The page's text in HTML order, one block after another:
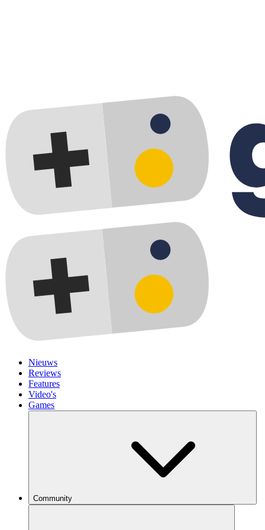
Nieuws
Reviews
Features
Video's
Games
Community